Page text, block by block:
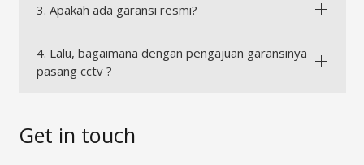
3. Apakah ada garansi resmi?
4. Lalu, bagaimana dengan pengajuan garansinya
pasang cctv ?
Get in touch